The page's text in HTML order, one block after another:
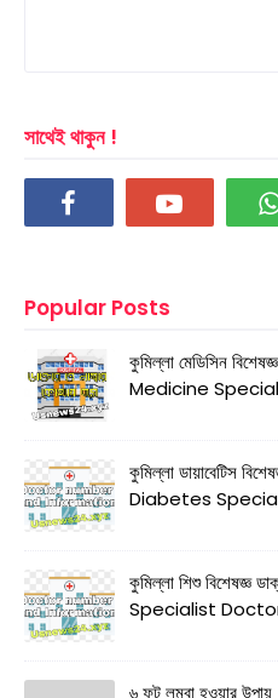
সাথেই থাকুন !
Popular Posts
কুমিল্লা মেডিসিন
Medicine
কুমিল্লা ডায়াবেটিস
Diabetes
কুমিল্লা শিশু বিশেষজ্ঞ
Specialist
৬ ফুট লম্বা হওয়ার উপায়